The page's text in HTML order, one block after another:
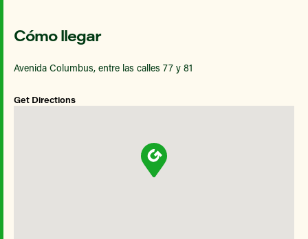
Cómo llegar
Avenida Columbus, entre las calles 77 y 81
Get Directions